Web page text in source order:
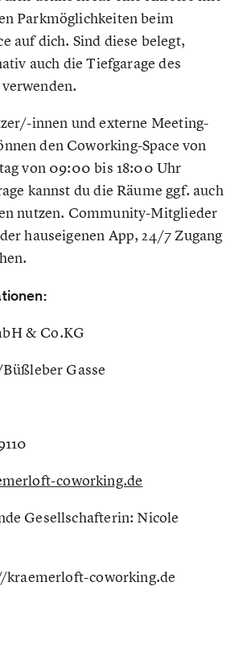
Parkmöglichkeiten beim
auf dich. Sind diese belegt,
auch die Tiefgarage des
innen und externe Meeting-
den Coworking-Space von
von 09:00 bis 18:00 Uhr
kannst du die Räume ggf. auch
nutzen. Community-Mitglieder
hauseigenen App, 24/7 Zugang
& Co.KG
Gasse
coworking.de
Gesellschafterin: Nicole
kraemerloft-coworking.de